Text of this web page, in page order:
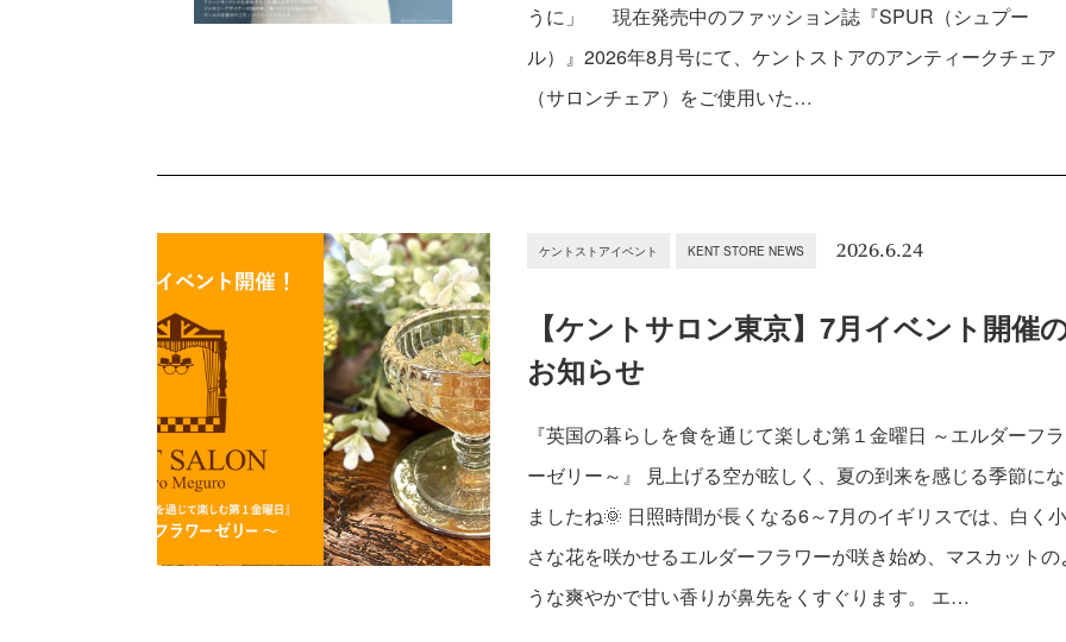
うに」 現在発売中のファッション誌『SPUR（シュプー
ル）』2026年8月号にて、ケントストアのアンティークチェア
（サロンチェア）をご使用いた…
ケントストアイベント KENT STORE NEWS 2026.6.24
【ケントサロン東京】7月イベント開催
お知らせ
『英国の暮らしを食を通じて楽しむ第１金曜日 ～エルダーフ
ーゼリー～』 見上げる空が眩しく、夏の到来を感じる季節にな
ましたね🌞 日照時間が長くなる6～7月のイギリスでは、白く小
さな花を咲かせるエルダーフラワーが咲き始め、マスカットの
うな爽やかで甘い香りが鼻先をくすぐります。 エ…